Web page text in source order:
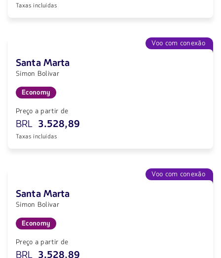
Taxas incluídas
Voo com conexão
Santa Marta
Simon Bolivar
Economy
Preço a partir de
BRL 3.528,89
Taxas incluídas
Voo com conexão
Santa Marta
Simon Bolivar
Economy
Preço a partir de
BRL 3.528,89